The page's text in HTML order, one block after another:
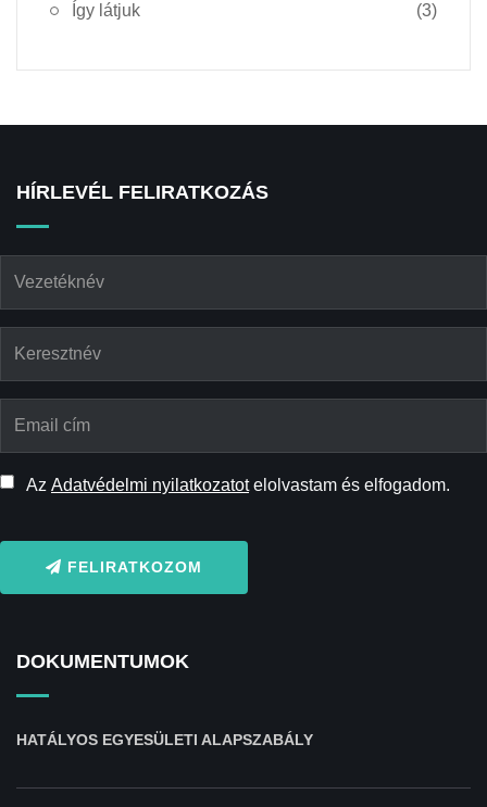
Így látjuk (3)
HÍRLEVÉL FELIRATKOZÁS
Az Adatvédelmi nyilatkozatotelolvastam és elfogadom.
FELIRATKOZOM
DOKUMENTUMOK
HATÁLYOS EGYESÜLETI ALAPSZABÁLY